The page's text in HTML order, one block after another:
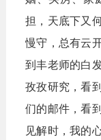
担，天底下又
慢守，总有云
到丰老师的白
孜孜研究，看
们的邮件，看
见解时，我的